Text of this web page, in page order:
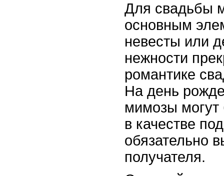
Для свадьбы
основным
невесты или
нежности
романтике
На день
мимозы могут
в качестве
обязательно
получателя.